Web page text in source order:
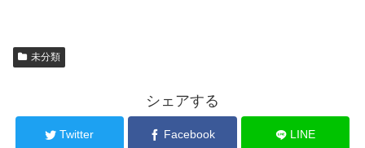
未分類
シェアする
Twitter Facebook LINE